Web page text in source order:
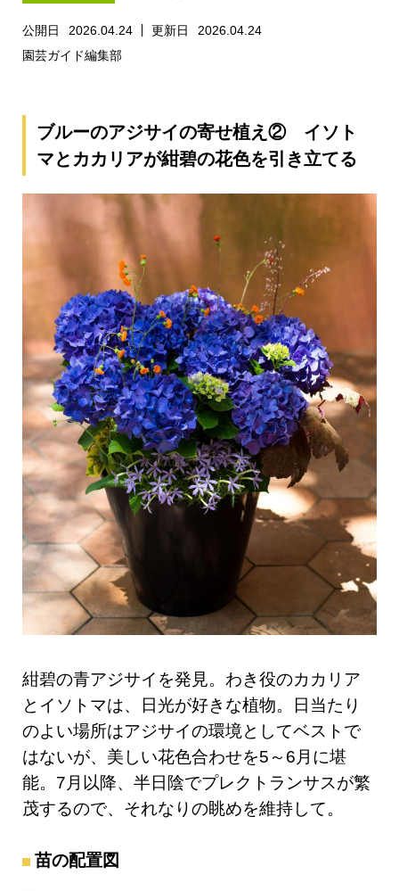
公開日 2026.04.24 更新日
2026.04.24
園芸ガイド編集部
ブルーのアジサイの寄せ植え② イソト
マとカカリアが紺碧の花色を引き立てる
紺碧の青アジサイを発見。わき役のカカリア
とイソトマは、日光が好きな植物。日当たり
のよい場所はアジサイの環境としてベストで
はないが、美しい花色合わせを5～6月に堪
能。7月以降、半日陰でプレクトランサスが繁
茂するので、それなりの眺めを維持して。
苗の配置図